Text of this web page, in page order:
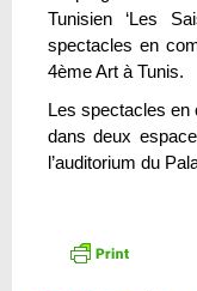
Tunisien ‘Les
spectacles en
4ème Art à Tunis.
Les spectacles en
dans deux
l’auditorium du